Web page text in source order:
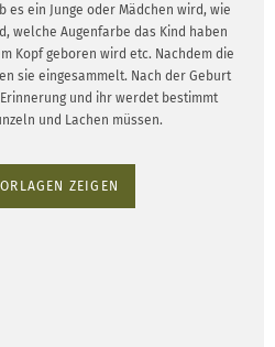
es ein Junge oder Mädchen wird, wie
welche Augenfarbe das Kind haben
Kopf geboren wird etc. Nachdem die
sie eingesammelt. Nach der Geburt
und ihr werdet bestimmt
und Lachen müssen.
ZEIGEN